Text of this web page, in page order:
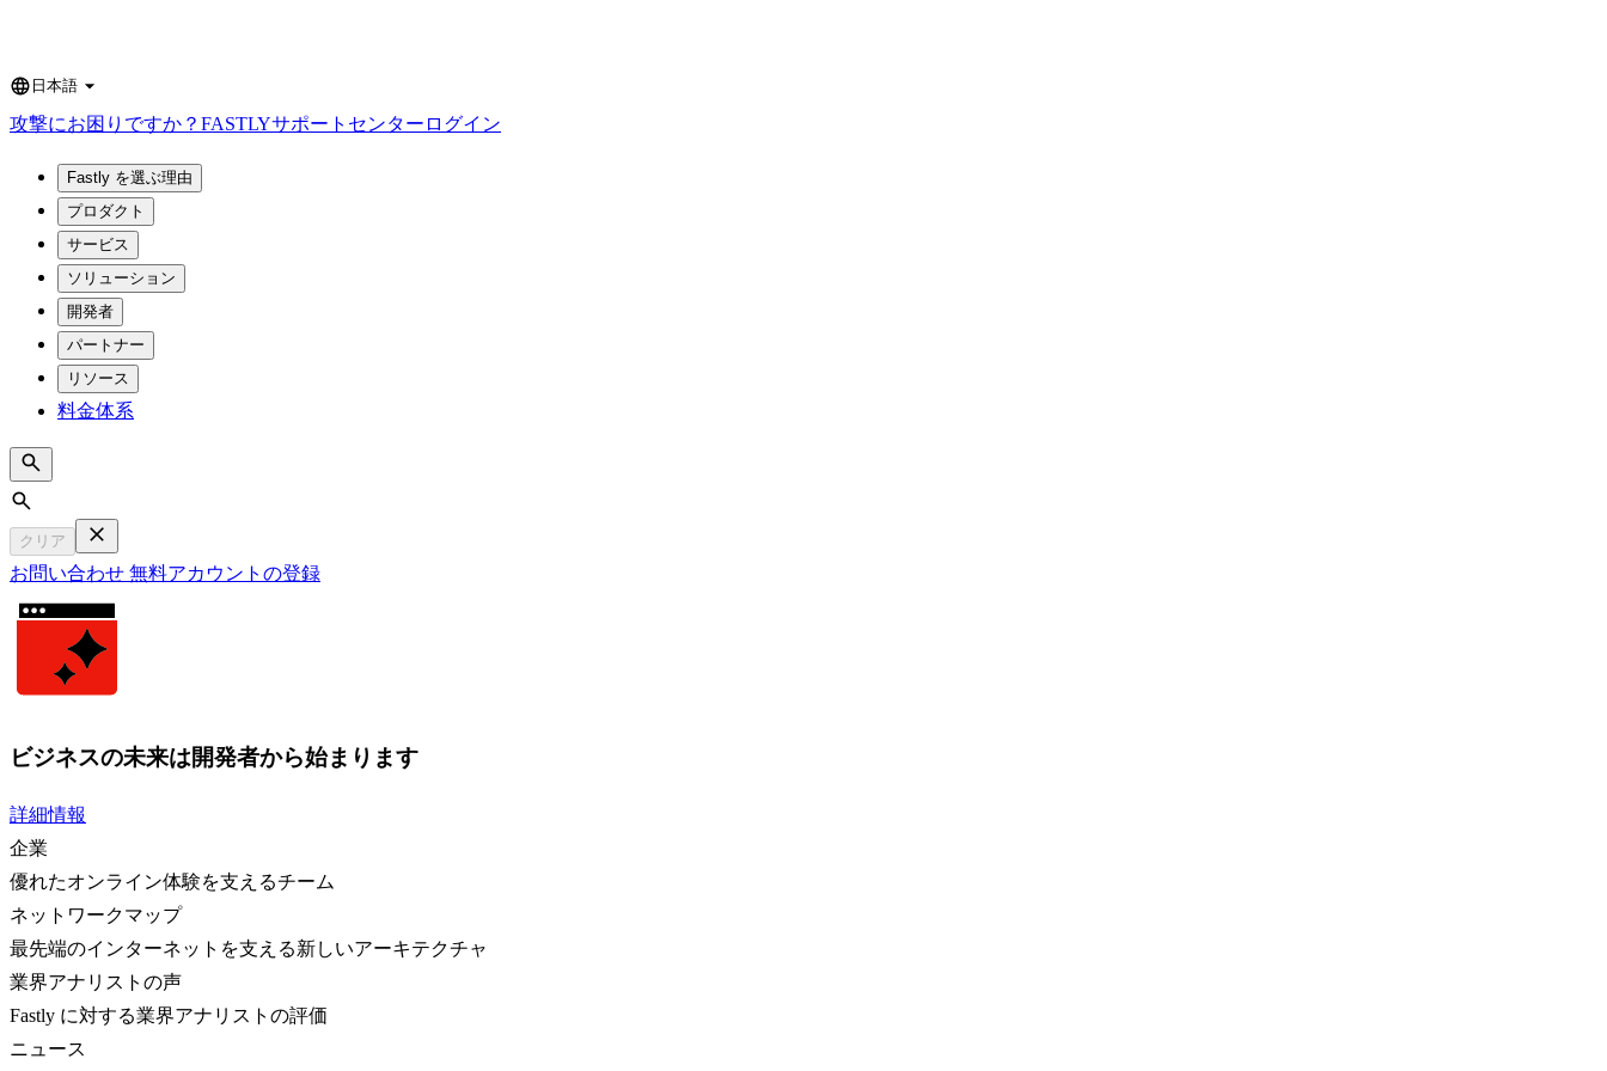
Language
日本語
攻撃にお困りですか？ FASTLYサポートセンター ログイン
Fastly を選ぶ理由
プロダクト
サービス
ソリューション
開発者
パートナー
リソース
料金体系
Search
クリア
お問い合わせ 無料アカウントの登録
ビジネスの未来は開発者から始まります
詳細情報
企業
優れたオンライン体験を支えるチーム
ネットワークマップ
最先端のインターネットを支える新しいアーキテクチャ
業界アナリストの声
Fastly に対する業界アナリストの評価
ニュース